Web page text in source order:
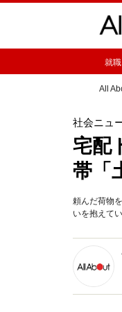
就
All
社会ニュ
宅配
帯「
頼んだ荷物
いを抱えて